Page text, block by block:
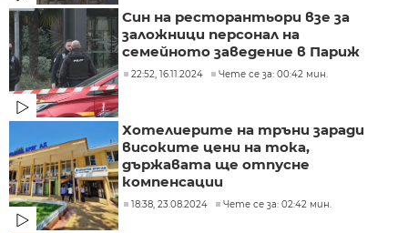
Син на ресторантьори взе за
заложници персонал на
семейното заведение в Париж
22:52, 16.11.2024 Чете се за: 00:42 мин.
Хотелиерите на тръни заради
високите цени на тока,
държавата ще отпусне
компенсации
18:38, 23.08.2024 Чете се за: 02:42 мин.